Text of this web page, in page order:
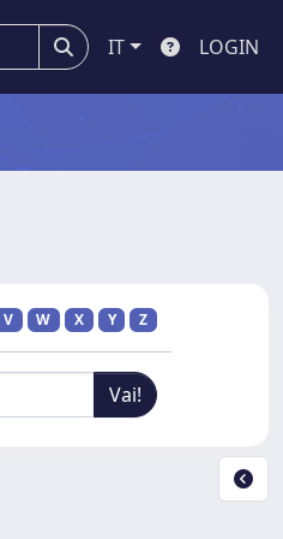
IT LOGIN
V W X Y Z